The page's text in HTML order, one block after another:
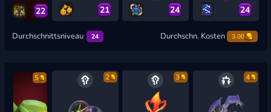
22 21 24 24
Durchschnittsniveau 24 Durchschn. Kosten 3.00
5 2 3 4